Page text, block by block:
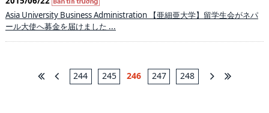
Asia University Business Administration 【亜細亜大学】留学生会がネパ
ール大使へ募金を届けました ...
244 245 246 247 248